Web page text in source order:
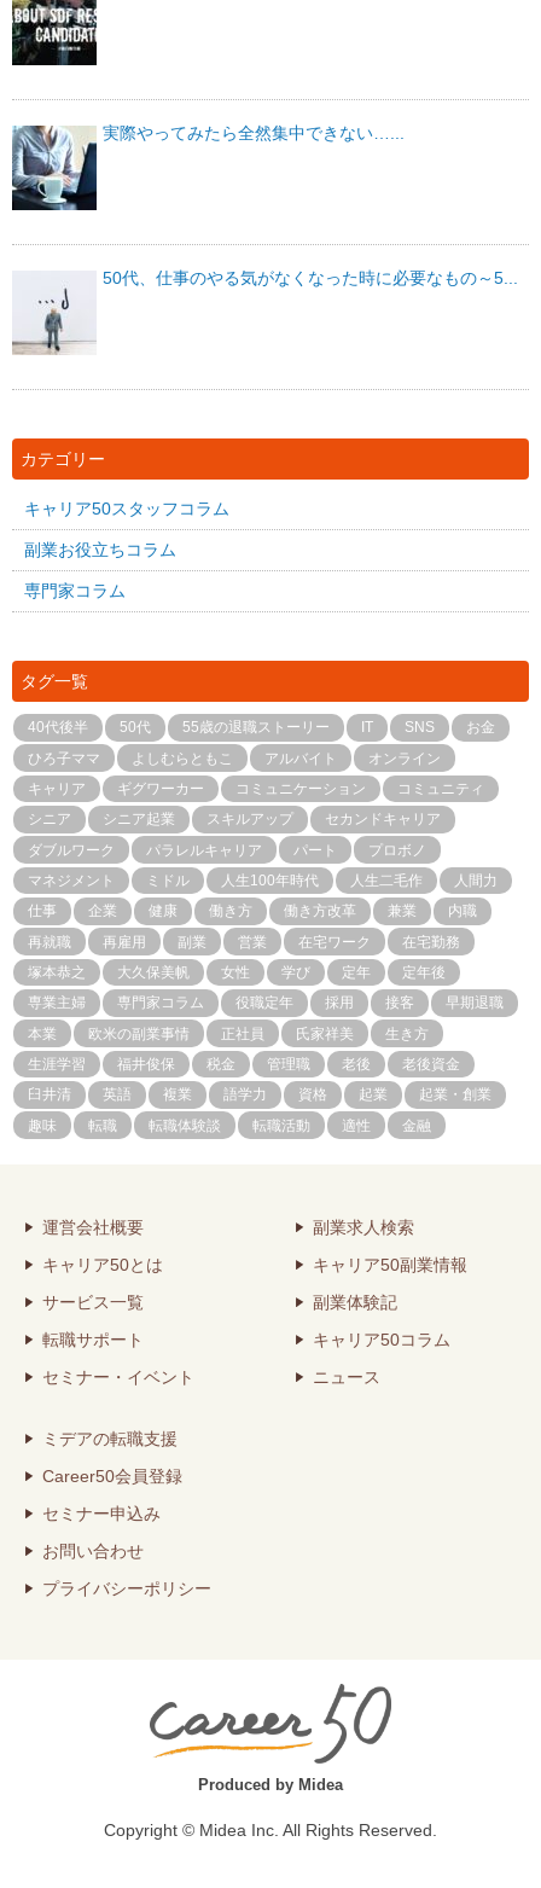
実際やってみたら全然集中できない…...
50代、仕事のやる気がなくなった時に必要なもの～5...
カテゴリー
キャリア50スタッフコラム
副業お役立ちコラム
専門家コラム
タグ一覧
40代後半 50代 55歳の退職ストーリー IT SNS
お金
ひろ子ママ
よしむらともこ アルバイト
オンライン
キャリア
ギグワーカー コミュニケーション
コミュニティ
シニア
シニア起業 スキルアップ
セカンドキャリア
ダブルワーク
パラレルキャリア パート
プロボノ
マネジメント
ミドル 人生100年時代 人生二毛作
人間力
仕事
企業 健康 働き方 働き方改革 兼業
内職
再就職
再雇用 副業 営業 在宅ワーク
在宅勤務
塚本恭之
大久保美帆 女性 学び 定年
定年後
専業主婦
専門家コラム 役職定年 採用 接客
早期退職
本業
欧米の副業事情 正社員 氏家祥美
生き方
生涯学習
福井俊保 税金 管理職 老後
老後資金
臼井清
英語 複業 語学力 資格 起業
起業・創業
趣味
転職 転職体験談 転職活動 適性 金融
運営会社概要
キャリア50とは
サービス一覧
転職サポート
セミナー・イベント
副業求人検索
キャリア50副業情報
副業体験記
キャリア50コラム
ニュース
ミデアの転職支援
Career50会員登録
セミナー申込み
お問い合わせ
プライバシーポリシー
Produced by Midea
Copyright © Midea Inc. All Rights Reserved.